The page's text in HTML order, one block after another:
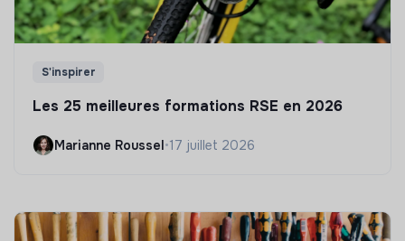
S'inspirer
Les 25 meilleures formations RSE en 2026
Marianne Roussel•17 juillet 2026